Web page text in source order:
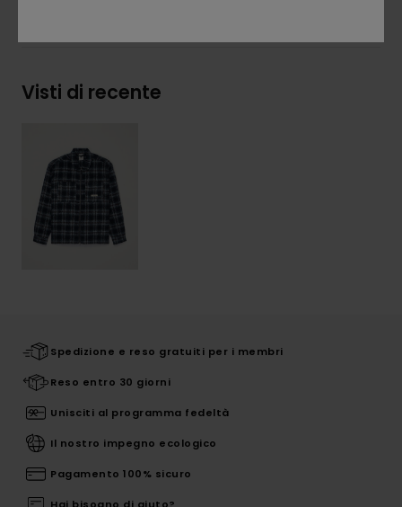
Visti di recente
Spedizione e reso gratuiti per i membri
Reso entro 30 giorni
Unisciti al programma fedeltà
Il nostro impegno ecologico
Pagamento 100% sicuro